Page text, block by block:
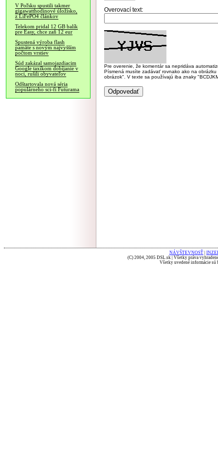
V Poľsku spustili takmer
gigawatthodinové úložisko,
z LiFePO4 článkov
Telekom pridal 12 GB balík
pre Easy, chce zaň 12 eur
Spustená výroba flash
pamäte s novým najvyšším
počtom vrstiev
Súd zakázal samojazdiacim
Google taxíkom dobíjanie v
noci, rušili obyvateľov
Odštartovala nová séria
populárneho sci-fi Futurama
Overovací text:
Pre overenie, že komentár sa nepridáva
Písmená musíte zadávať rovnako ako na
obrázok". V texte sa používajú iba znaky
NÁVŠTEVNOSŤ
(C) 2004, 2005 DSL.sk | Všetky práva
Všetky uvedené informácie sú